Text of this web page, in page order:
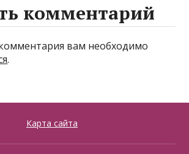
комментарий
вам необходимо
.
Карта сайта